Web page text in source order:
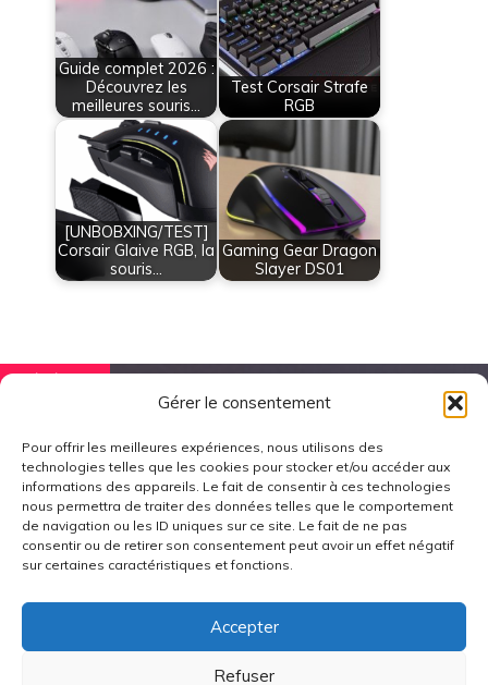
Gérer le consentement
Pour offrir les meilleures expériences, nous utilisons des
technologies telles que les cookies pour stocker et/ou accéder aux
informations des appareils. Le fait de consentir à ces technologies
nous permettra de traiter des données telles que le comportement
de navigation ou les ID uniques sur ce site. Le fait de ne pas
consentir ou de retirer son consentement peut avoir un effet négatif
sur certaines caractéristiques et fonctions.
Accepter
Refuser
Guide complet 2026 :
Découvrez les
meilleures souris…
Test Corsair Strafe
RGB
[UNBOBXING/TEST]
Corsair Glaive RGB, la
souris…
Gaming Gear Dragon
Slayer DS01
PRÉCÉDENT
Test Urbanista Miami
Test Gunnar RPG Razer